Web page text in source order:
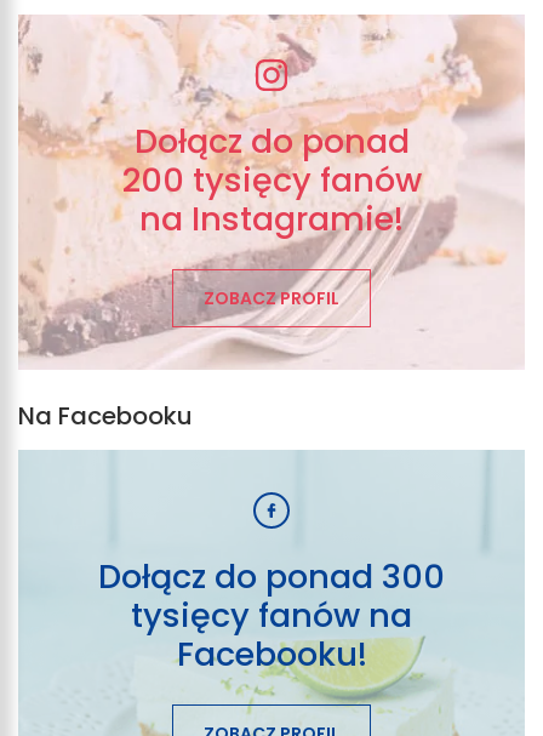
Dołącz do ponad
200 tysięcy fanów
na Instagramie!
ZOBACZ PROFIL
Na Facebooku
Dołącz do ponad 300
tysięcy fanów na
Facebooku!